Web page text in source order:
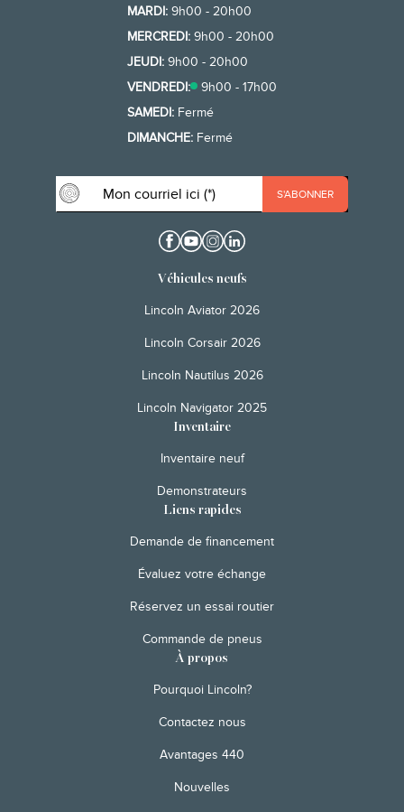
MARDI: 9h00 - 20h00
MERCREDI: 9h00 - 20h00
JEUDI: 9h00 - 20h00
VENDREDI:
9h00 - 17h00
SAMEDI: Fermé
DIMANCHE: Fermé
Véhicules neufs
Lincoln Aviator 2026
Lincoln Corsair 2026
Lincoln Nautilus 2026
Lincoln Navigator 2025
Inventaire
Inventaire neuf
Demonstrateurs
Liens rapides
Demande de financement
Évaluez votre échange
Réservez un essai routier
Commande de pneus
À propos
Pourquoi Lincoln?
Contactez nous
Avantages 440
Nouvelles